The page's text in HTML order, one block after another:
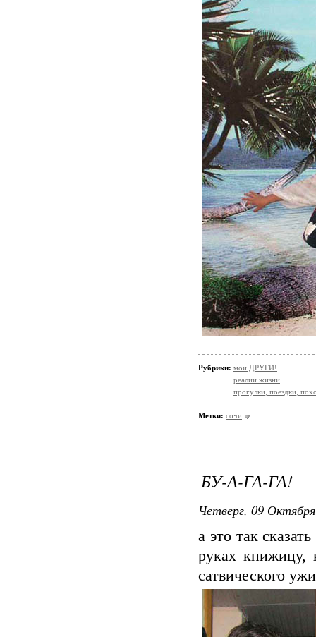
Рубрики: мои ДРУГИ!
реалии жизни
прогулки, поездки,
Метки: сочи
БУ-А-ГА-ГА!
Четверг, 09
а это так
руках книжицу,
сатвического